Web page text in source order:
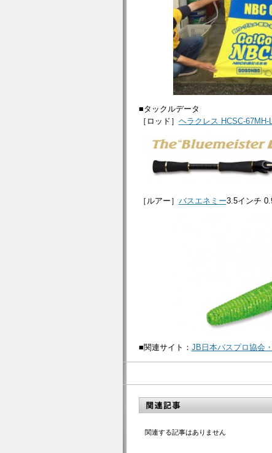
■タックルデータ
［ロッド］ ヘラクレス HCSC-
［ルアー］ バスエネミー3.5インチ
■関連サイト： JB日本バスプロ協会
関連する記事はありません